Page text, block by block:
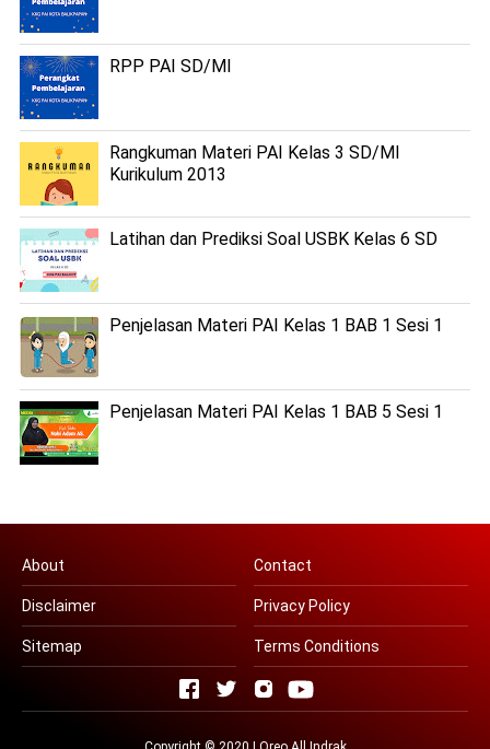
RPP PAI SD/MI
Rangkuman Materi PAI Kelas 3 SD/MI
Kurikulum 2013
Latihan dan Prediksi Soal USBK Kelas 6 SD
Penjelasan Materi PAI Kelas 1 BAB 1 Sesi 1
Penjelasan Materi PAI Kelas 1 BAB 5 Sesi 1
About Contact
Disclaimer Privacy Policy
Sitemap Terms Conditions